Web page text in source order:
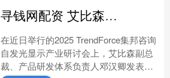
寻钱网配资 艾比森呼吁LED显示行业减少“内卷” 加强创新与行业监管
在近日举行的2025 TrendForce集邦咨询
自发光显示产业研讨会上，艾比森副总
裁、产品研发体系负责人邓汉卿发表了